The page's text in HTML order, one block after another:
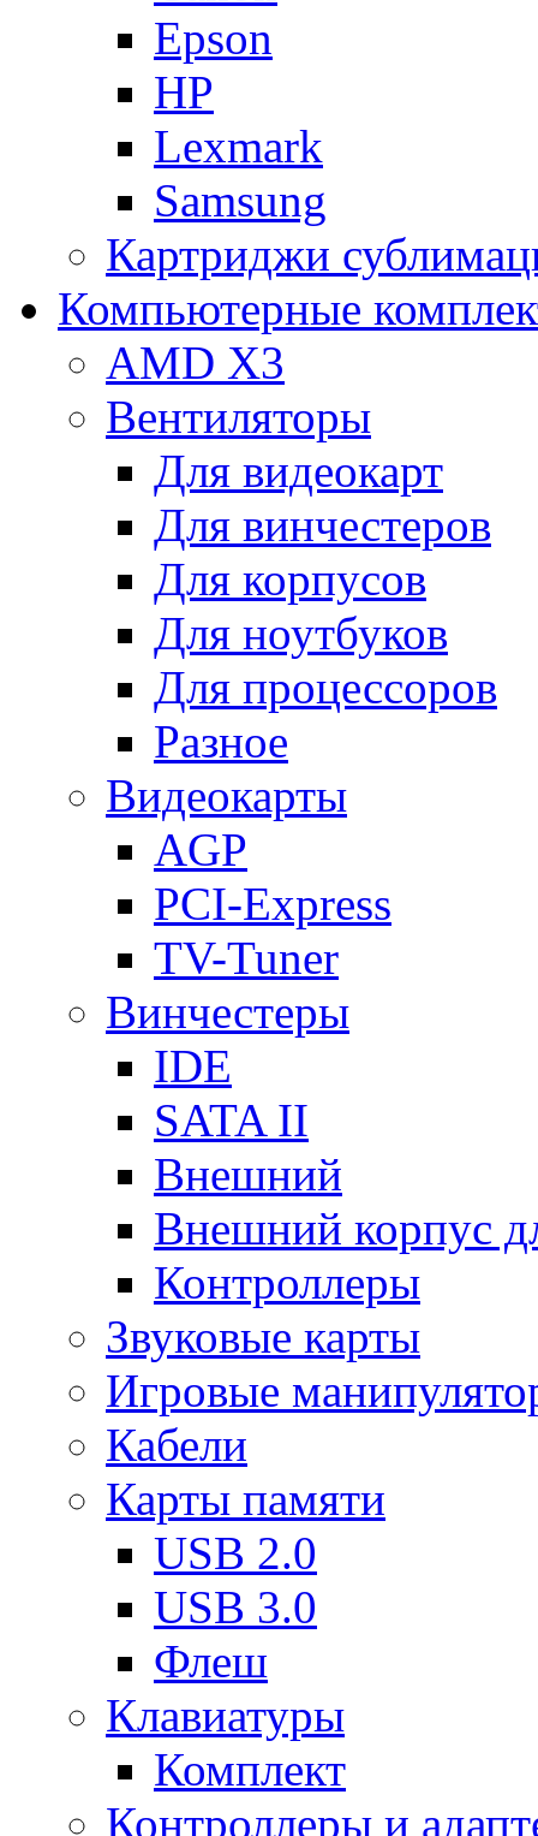
Epson
HP
Lexmark
Samsung
Картриджи
Компьютерные
AMD X3
Вентиляторы
Для видеокарт
Для винчестеров
Для корпусов
Для ноутбуков
Для процессоров
Разное
Видеокарты
AGP
PCI-Express
TV-Tuner
Винчестеры
IDE
SATA II
Внешний
Внешний корпус
Контроллеры
Звуковые карты
Игровые
Кабели
Карты памяти
USB 2.0
USB 3.0
Флеш
Клавиатуры
Комплект
Контроллеры и